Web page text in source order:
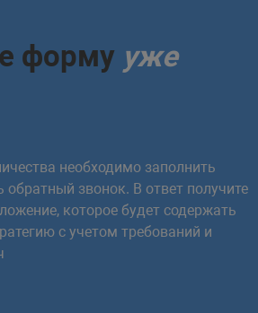
форму уже
необходимо заполнить
обратный звонок. В ответ получите
которое будет содержать
с учетом требований и